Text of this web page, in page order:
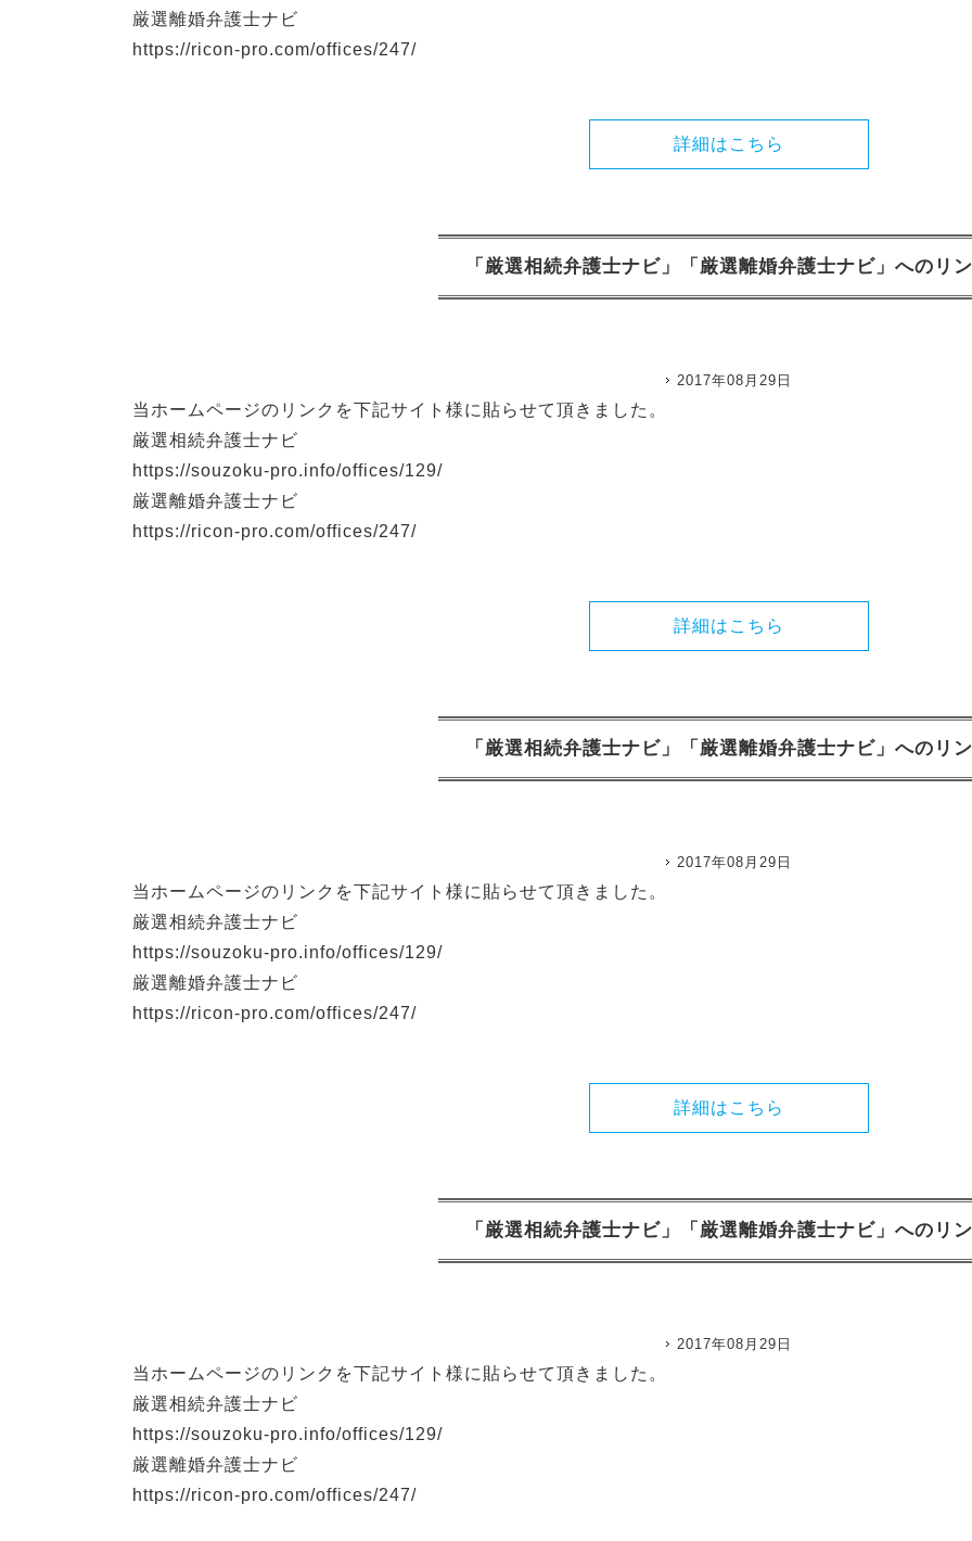
厳選離婚弁護士ナビ
https://ricon-pro.com/offices/247/
詳細はこちら
「厳選相続弁護士ナビ」「厳選離婚弁護士ナビ」へのリ
2017年08月29日
当ホームページのリンクを下記サイト様に貼らせて頂きました。
厳選相続弁護士ナビ
https://souzoku-pro.info/offices/129/
厳選離婚弁護士ナビ
https://ricon-pro.com/offices/247/
詳細はこちら
「厳選相続弁護士ナビ」「厳選離婚弁護士ナビ」へのリ
2017年08月29日
当ホームページのリンクを下記サイト様に貼らせて頂きました。
厳選相続弁護士ナビ
https://souzoku-pro.info/offices/129/
厳選離婚弁護士ナビ
https://ricon-pro.com/offices/247/
詳細はこちら
「厳選相続弁護士ナビ」「厳選離婚弁護士ナビ」へのリ
2017年08月29日
当ホームページのリンクを下記サイト様に貼らせて頂きました。
厳選相続弁護士ナビ
https://souzoku-pro.info/offices/129/
厳選離婚弁護士ナビ
https://ricon-pro.com/offices/247/